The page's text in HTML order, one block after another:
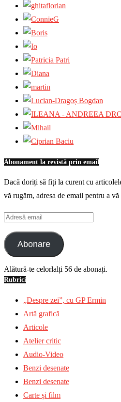
Abonament la revistă prin email
Dacă doriți să fiți la curent cu
vă rugăm, adresa de email pentru a vă
Adresă
email
Abonare
Alătură-te celorlalți 56 de abonați.
Rubrici
„Despre zei”, cu GP Ermin
Artă grafică
Articole
Atelier critic
Audio-Video
Benzi desenate
Benzi desenate
Carte și film